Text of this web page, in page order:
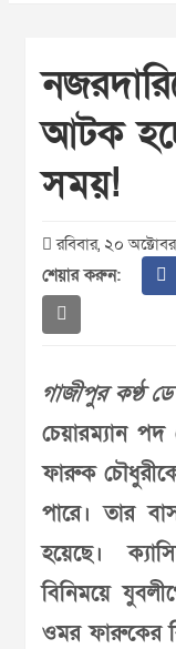
আটক
সময়!
রবিবার, ২০
শেয়ার করুন:
গাজীপুর কণ্ঠ
চেয়ারম্যান
ফারুক
পারে। তার
হয়েছে।
বিনিময়ে
ওমর ফারুকের